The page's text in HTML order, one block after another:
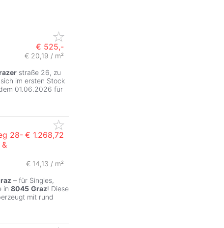
€ 525,-
€ 20,19 / m²
straße 26, zu
im ersten Stock
01.06.2026 für
28- € 1.268,72
€ 14,13 / m²
– für Singles,
in 8045 Graz! Diese
mit rund